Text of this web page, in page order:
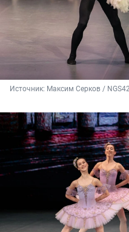
Источник: Максим Серков /